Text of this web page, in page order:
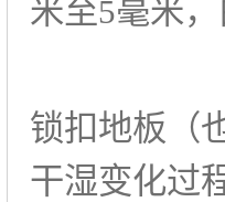
米至5毫米
锁扣地板（
干湿变化过